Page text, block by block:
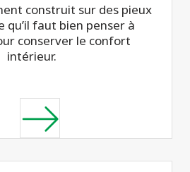
construit sur des pieux
qu’il faut bien penser à
conserver le confort
intérieur.